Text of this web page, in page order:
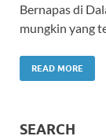
Bernapas di
mungkin yang
READ MORE
SEARCH